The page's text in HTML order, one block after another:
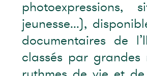
photoexpressions,
jeunesse...),
documentaires de
classés par